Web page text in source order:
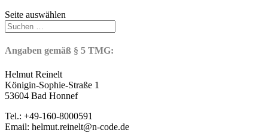
Seite auswählen
Angaben gemäß § 5 TMG:
Helmut Reinelt
Königin-Sophie-Straße 1
53604 Bad Honnef
Tel.: +49-160-8000591
Email: helmut.reinelt@n-code.de